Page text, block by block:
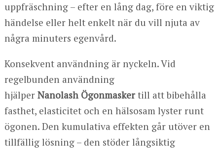
uppfräschning – efter en lång dag, före en viktig
händelse eller helt enkelt när du vill njuta av
några minuters egenvård.
Konsekvent användning är nyckeln. Vid
regelbunden användning
hjälper Nanolash Ögonmaskertill att bibehålla
fasthet, elasticitet och en hälsosam lyster runt
ögonen. Den kumulativa effekten går utöver en
tillfällig lösning – den stöder långsiktig